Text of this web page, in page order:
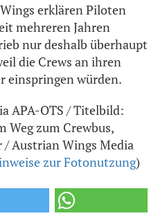
erklären Piloten
mehreren Jahren
nur deshalb überhaupt
die Crews an ihren
einspringen würden.
APA-OTS / Titelbild:
Weg zum Crewbus,
Austrian Wings Media
zur Fotonutzung)